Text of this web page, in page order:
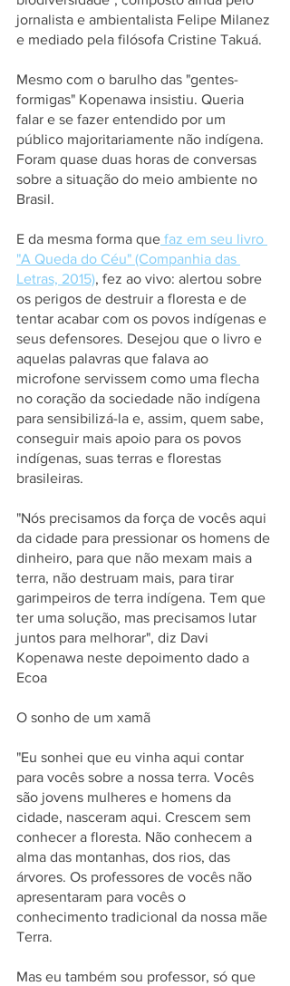
jornalista e ambientalista Felipe Milanez
e mediado pela filósofa Cristine Takuá.
Mesmo com o barulho das "gentes-
formigas" Kopenawa insistiu. Queria
falar e se fazer entendido por um
público majoritariamente não indígena.
Foram quase duas horas de conversas
sobre a situação do meio ambiente no
Brasil.
E da mesma forma que faz em seu livro
"A Queda do Céu" (Companhia das
Letras, 2015), fez ao vivo: alertou sobre
os perigos de destruir a floresta e de
tentar acabar com os povos indígenas e
seus defensores. Desejou que o livro e
aquelas palavras que falava ao
microfone servissem como uma flecha
no coração da sociedade não indígena
para sensibilizá-la e, assim, quem sabe,
conseguir mais apoio para os povos
indígenas, suas terras e florestas
brasileiras.
"Nós precisamos da força de vocês aqui
da cidade para pressionar os homens de
dinheiro, para que não mexam mais a
terra, não destruam mais, para tirar
garimpeiros de terra indígena. Tem que
ter uma solução, mas precisamos lutar
juntos para melhorar", diz Davi
Kopenawa neste depoimento dado a
Ecoa
O sonho de um xamã
"Eu sonhei que eu vinha aqui contar
para vocês sobre a nossa terra. Vocês
são jovens mulheres e homens da
cidade, nasceram aqui. Crescem sem
conhecer a floresta. Não conhecem a
alma das montanhas, dos rios, das
árvores. Os professores de vocês não
apresentaram para vocês o
conhecimento tradicional da nossa mãe
Terra.
Mas eu também sou professor, só que